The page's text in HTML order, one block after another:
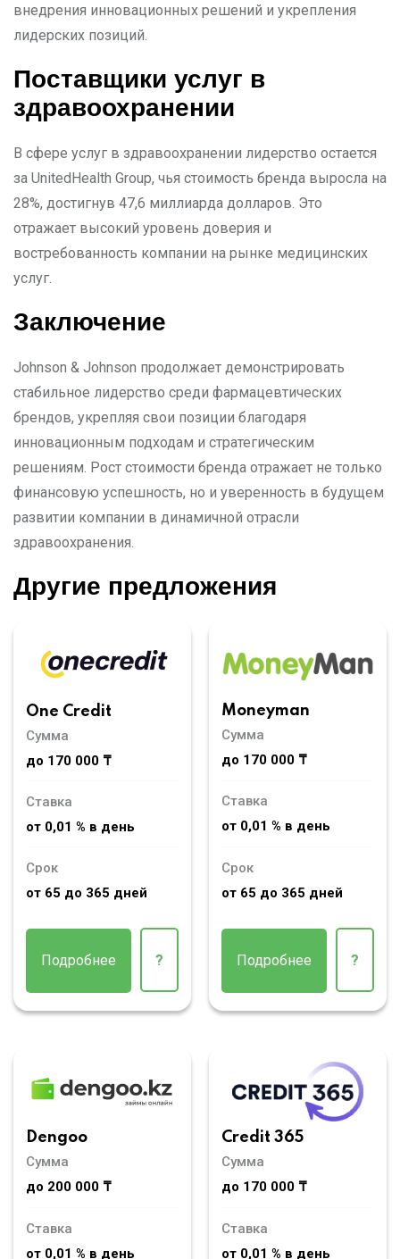
внедрения инновационных решений и укрепления
лидерских позиций.
Поставщики услуг в
здравоохранении
В сфере услуг в здравоохранении лидерство остается
за UnitedHealth Group, чья стоимость бренда выросла на
28%, достигнув 47,6 миллиарда долларов. Это
отражает высокий уровень доверия и
востребованность компании на рынке медицинских
услуг.
Заключение
Johnson & Johnson продолжает демонстрировать
стабильное лидерство среди фармацевтических
брендов, укрепляя свои позиции благодаря
инновационным подходам и стратегическим
решениям. Рост стоимости бренда отражает не только
финансовую успешность, но и уверенность в будущем
развитии компании в динамичной отрасли
здравоохранения.
Другие предложения
One Credit
Сумма
до 170 000 ₸
Ставка
от 0,01 % в день
Срок
от 65 до 365 дней
Подробнее ?
Moneyman
Сумма
до 170 000 ₸
Ставка
от 0,01 % в день
Срок
от 65 до 365 дней
Подробнее ?
Dengoo
Сумма
до 200 000 ₸
Ставка
от 0,01 % в день
Credit 365
Сумма
до 170 000 ₸
Ставка
от 0,01 % в день